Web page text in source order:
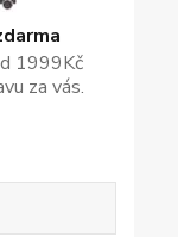
1999Kč
za vás.